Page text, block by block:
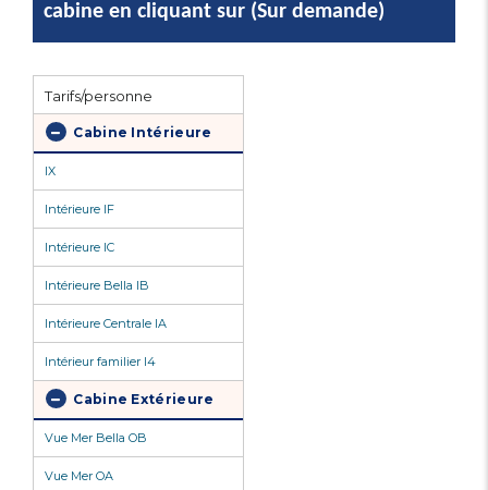
cabine en cliquant sur (Sur demande)
Tarifs/personne
Cabine Intérieure
IX
Intérieure IF
Intérieure IC
Intérieure Bella IB
Intérieure Centrale IA
Intérieur familier I4
Cabine Extérieure
Vue Mer Bella OB
Vue Mer OA